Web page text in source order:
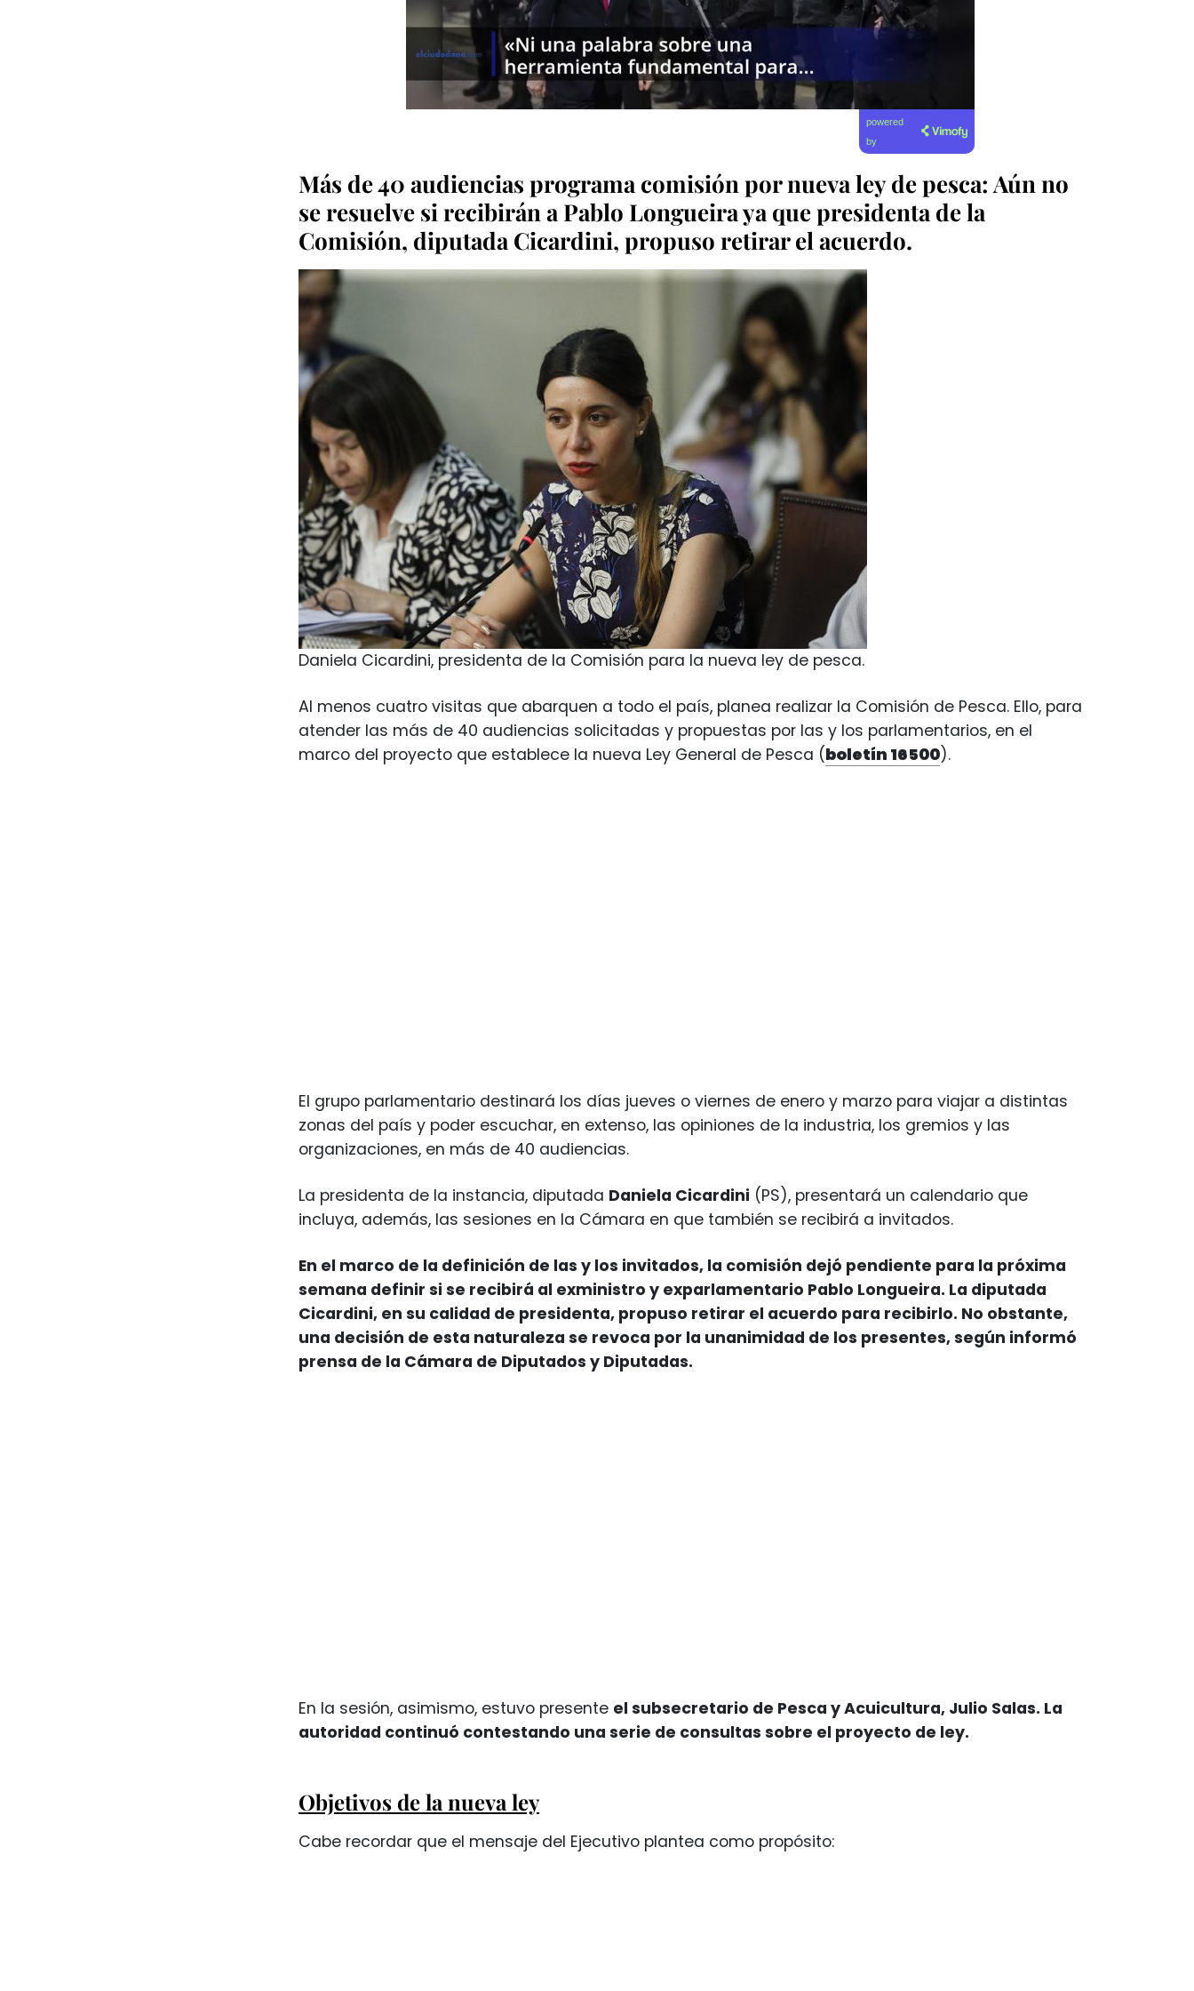
powered
by
Más de 40 audiencias programa comisión por nueva ley de pesca: Aún no
se resuelve si recibirán a Pablo Longueira ya que presidenta de la
Comisión, diputada Cicardini, propuso retirar el acuerdo.
Daniela Cicardini, presidenta de la Comisión para la nueva ley de pesca.
Al menos cuatro visitas que abarquen a todo el país, planea realizar la Comisión de Pesca. Ello, para
atender las más de 40 audiencias solicitadas y propuestas por las y los parlamentarios, en el
marco del proyecto que establece la nueva Ley General de Pesca (boletín 16500).
El grupo parlamentario destinará los días jueves o viernes de enero y marzo para viajar a distintas
zonas del país y poder escuchar, en extenso, las opiniones de la industria, los gremios y las
organizaciones, en más de 40 audiencias.
La presidenta de la instancia, diputada Daniela Cicardini (PS), presentará un calendario que
incluya, además, las sesiones en la Cámara en que también se recibirá a invitados.
En el marco de la definición de las y los invitados, la comisión dejó pendiente para la próxima
semana definir si se recibirá al exministro y exparlamentario Pablo Longueira. La diputada
Cicardini, en su calidad de presidenta, propuso retirar el acuerdo para recibirlo. No obstante,
una decisión de esta naturaleza se revoca por la unanimidad de los presentes, según informó
prensa de la Cámara de Diputados y Diputadas.
En la sesión, asimismo, estuvo presente el subsecretario de Pesca y Acuicultura, Julio Salas. La
autoridad continuó contestando una serie de consultas sobre el proyecto de ley.
Objetivos de la nueva ley
Cabe recordar que el mensaje del Ejecutivo plantea como propósito: